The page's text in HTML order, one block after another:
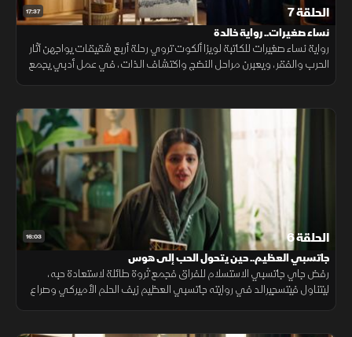
17:37 الحلقة 7
نساء صغيرات.. رواية خالدة
رواية نساء صغيرات للكاتبة لويزا ألكوت تروي رحلة أربع شقيقات يواجهن آثار
الحرب والفقر، ويعبرن مراحل النضج واكتشاف الذات، في عمل أدبي يجمع
16:03 الحلقة 6
جاتسبي العظيم.. حين يتحول الحب إلى هوس
رفض جاي جاتسبي الاستسلام للفراق فجمع ثروة طائلة لاستعادة حبه،
ليتناول فيتسجيرالد في روايته جاتسبي العظيم زيف الحلم الأميركي وصراع